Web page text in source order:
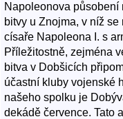
Napoleonova působení
bitvy u Znojma, v níž
císaře Napoleona I. s
Příležitostně, zejména
bitva v Dobšicích
účastní kluby vojenské
našeho spolku je
dekádě července. Tato